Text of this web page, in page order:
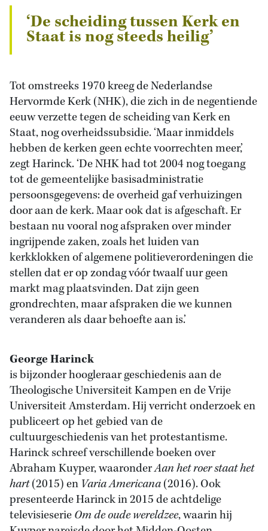
‘De scheiding tussen Kerk en
Staat is nog steeds heilig’
Tot omstreeks 1970 kreeg de Nederlandse
Hervormde Kerk (NHK), die zich in de negentiende
eeuw verzette tegen de scheiding van Kerk en
Staat, nog overheidssubsidie. ‘Maar inmiddels
hebben de kerken geen echte voorrechten meer,’
zegt Harinck. ‘De NHK had tot 2004 nog toegang
tot de gemeentelijke basisadministratie
persoonsgegevens: de overheid gaf verhuizingen
door aan de kerk. Maar ook dat is afgeschaft. Er
bestaan nu vooral nog afspraken over minder
ingrijpende zaken, zoals het luiden van
kerkklokken of algemene politieverordeningen die
stellen dat er op zondag vóór twaalf uur geen
markt mag plaatsvinden. Dat zijn geen
grondrechten, maar afspraken die we kunnen
veranderen als daar behoefte aan is.’
George Harinck
is bijzonder hoogleraar geschiedenis aan de
Theologische Universiteit Kampen en de Vrije
Universiteit Amsterdam. Hij verricht onderzoek en
publiceert op het gebied van de
cultuurgeschiedenis van het protestantisme.
Harinck schreef verschillende boeken over
Abraham Kuyper, waaronderAan het roer staat het
hart(2015) en Varia Americana(2016). Ook
presenteerde Harinck in 2015 de achtdelige
televisieserieOm de oude wereldzee, waarin hij